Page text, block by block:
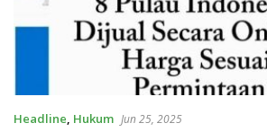
Headline, Hukum Jun 25, 2025